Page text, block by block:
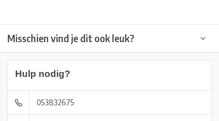
Misschien vind je dit ook leuk?
Hulp nodig?
053832675